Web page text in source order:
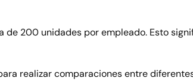
200 unidades por empleado. Esto
realizar comparaciones entre